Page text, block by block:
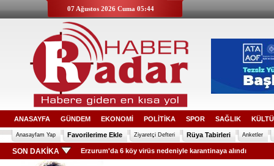
07 Ağustos 2026 Cuma 05:44
ANASAYFA GÜNDEM EKONOMİ POLİTİKA SPOR SAĞLIK
Anasayfam Yap Favorilerime Ekle Ziyaretçi Defteri Rüya Tabirleri Anketler
SON DAKİKA Erzurum'da 6 köy virüs nedeniyle karantinaya alındı